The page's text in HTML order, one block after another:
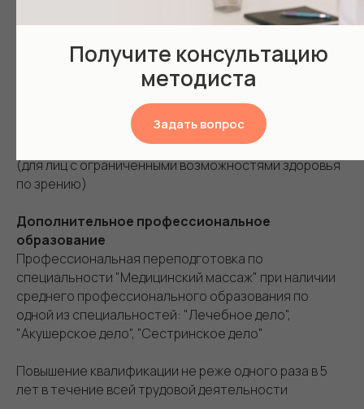
Получите консультацию
методиста
Задать вопрос
Специальность "Медицинский
массаж"
Уровень профессионального образования
Среднее профессиональное образование по одной
из специальностей: "Лечебное дело", "Акушерское
дело", "Сестринское дело", "Медицинский массаж"
(для лиц с ограниченными возможностями здоровья
по зрению)
Дополнительное профессиональное
образование
Профессиональная переподготовка по
специальности "Медицинский массаж" при наличии
среднего профессионального образования по
одной из специальностей: "Лечебное дело",
"Акушерское дело", "Сестринское дело"
Повышение квалификации не реже одного раза в 5
лет в течение всей трудовой деятельности